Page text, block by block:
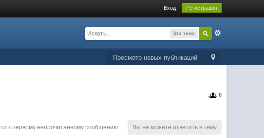
Вход Регистрация
Эта тема
Просмотр новых публикаций
0
Вы не можете ответить в тему
к первому непрочитанному сообщению